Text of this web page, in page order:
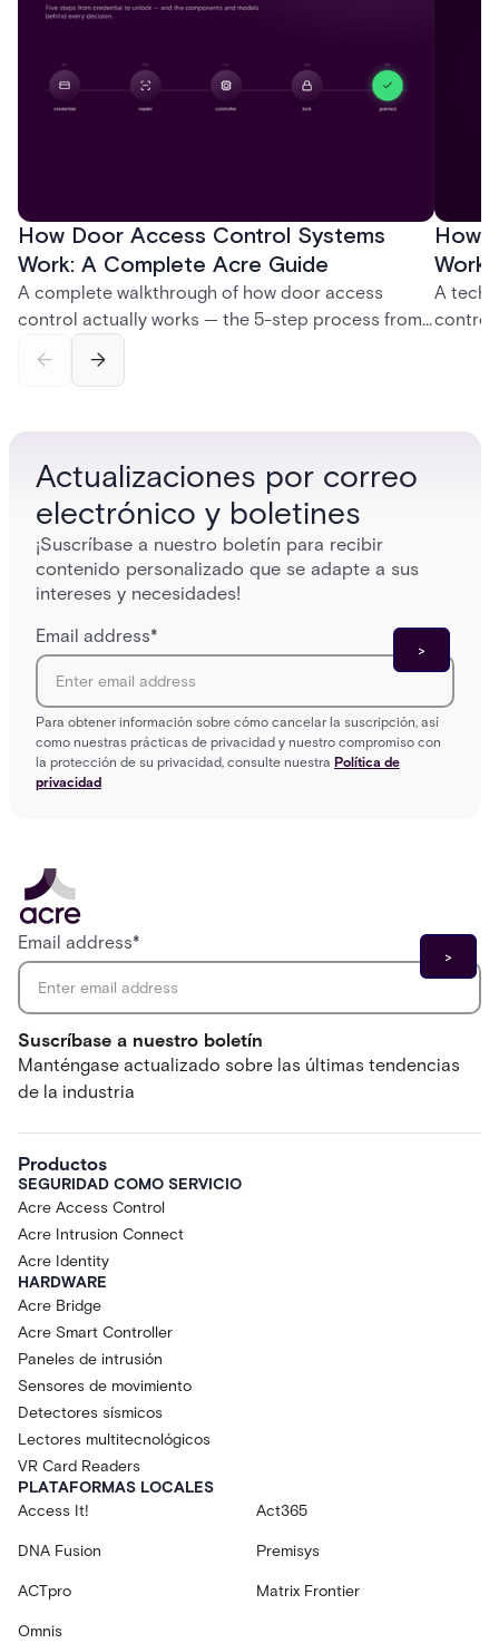
How Door Access Control Systems
Work: A Complete Acre Guide
A complete walkthrough of how door access
control actually works — the 5-step process from
and software components, and the access control
How
A
control
Actualizaciones por correo
electrónico y boletines
¡Suscríbase a nuestro boletín para recibir
contenido personalizado que se adapte a sus
intereses y necesidades!
Email address*
Para obtener información sobre cómo cancelar la suscripción, así
como nuestras prácticas de privacidad y nuestro compromiso con
la protección de su privacidad, consulte nuestra Política de
privacidad
Suscríbase a nuestro boletín
Manténgase actualizado sobre las últimas tendencias
de la industria
Email address*
Productos
SEGURIDAD COMO SERVICIO
Acre Access Control
Acre Intrusion Connect
Acre Identity
HARDWARE
Acre Bridge
Acre Smart Controller
Paneles de intrusión
Sensores de movimiento
Detectores sísmicos
Lectores multitecnológicos
VR Card Readers
PLATAFORMAS LOCALES
Access It!
Act365
DNA Fusion Premisys
ACTpro Matrix Frontier
Omnis